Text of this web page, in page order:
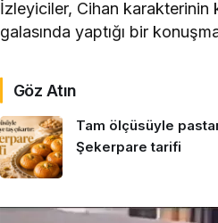
İzleyiciler, Cihan karakterinin
galasında yaptığı bir
Göz Atın
Tam ölçüsüyle
Şekerpare tarifi